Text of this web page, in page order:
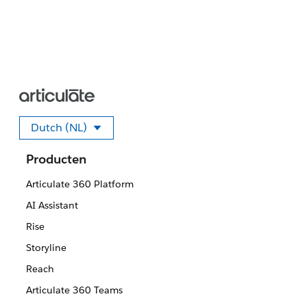
Dutch (NL)
Selecteer uw taal.
Producten
Articulate 360 Platform
AI Assistant
Rise
Storyline
Reach
Articulate 360 Teams